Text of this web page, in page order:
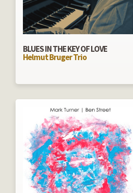
BLUES IN THE KEY OF LOVE
Helmut Bruger Trio